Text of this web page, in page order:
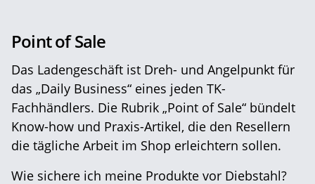
Point of Sale
Das Ladengeschäft ist Dreh- und Angelpunkt für
das „Daily Business“ eines jeden TK-
Fachhändlers. Die Rubrik „Point of Sale“ bündelt
Know-how und Praxis-Artikel, die den Resellern
die tägliche Arbeit im Shop erleichtern sollen.
Wie sichere ich meine Produkte vor Diebstahl?